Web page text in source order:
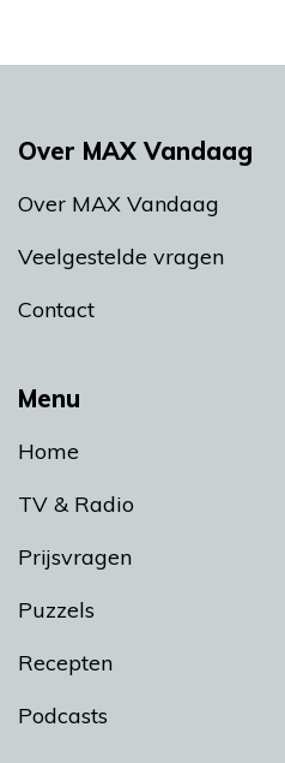
Menu
Home
TV & Radio
Prijsvragen
Puzzels
Recepten
Podcasts
Over MAX Vandaag
Over MAX Vandaag
Veelgestelde vragen
Contact